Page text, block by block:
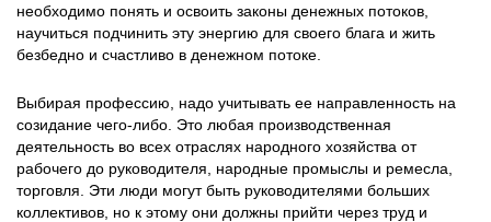
необходимо понять и освоить законы денежных потоков,
научиться подчинить эту энергию для своего блага и жить
безбедно и счастливо в денежном потоке.
Выбирая профессию, надо учитывать ее направленность на
созидание чего-либо. Это любая производственная
деятельность во всех отраслях народного хозяйства от
рабочего до руководителя, народные промыслы и ремесла,
торговля. Эти люди могут быть руководителями больших
коллективов, но к этому они должны прийти через труд и